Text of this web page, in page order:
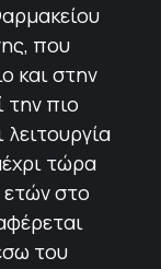
που
και στην
την πιο
τώρα
ετών στο
του